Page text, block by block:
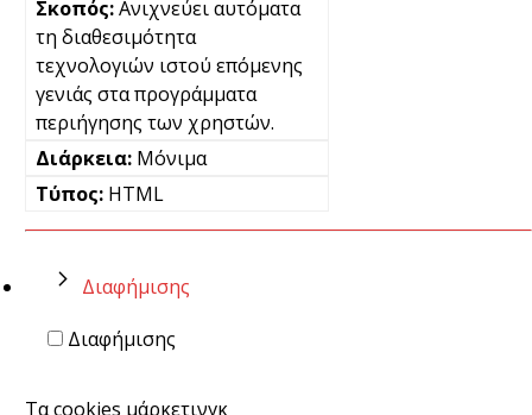
Ανιχνεύει αυτόματα
τη διαθεσιμότητα
τεχνολογιών ιστού επόμενης
γενιάς στα προγράμματα
περιήγησης των χρηστών.
Μόνιμα
HTML
Διαφήμισης
Διαφήμισης
Τα cookies μάρκετινγκ